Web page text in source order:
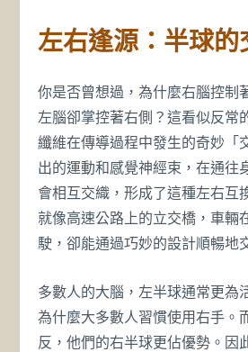
左右逢源：半球的
你是否曾想過，為什麼右腦控制
左腦卻掌控著右側？這看似反常
纖維在傳導過程中發生的奇妙「
出的運動和感覺神經束，在通往
會相互交織，形成了這種左右互
就像高速公路上的立交橋，車輛
駛，卻能通過巧妙的設計順暢地
多數人的大腦，左半球通常更為
為什麼大多數人習慣使用右手。
反，他們的右半球更佔優勢。因